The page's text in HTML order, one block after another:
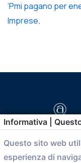
‘Pmi pagano per
Imprese.
Informativa |
Questo sito web
esperienza di